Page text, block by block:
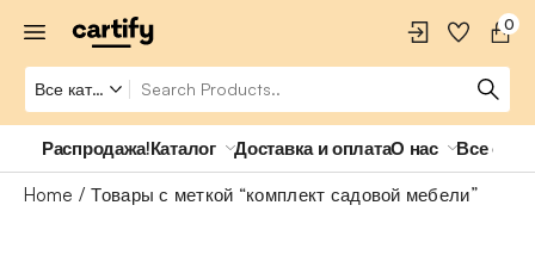
0
Распродажа!Каталог Доставка и оплатаО нас Все о
Home Товары с меткой “комплект садовой мебели”